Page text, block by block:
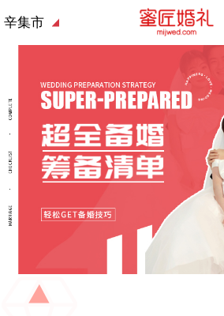
辛集市